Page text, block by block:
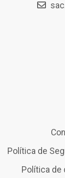
Política de
Política de